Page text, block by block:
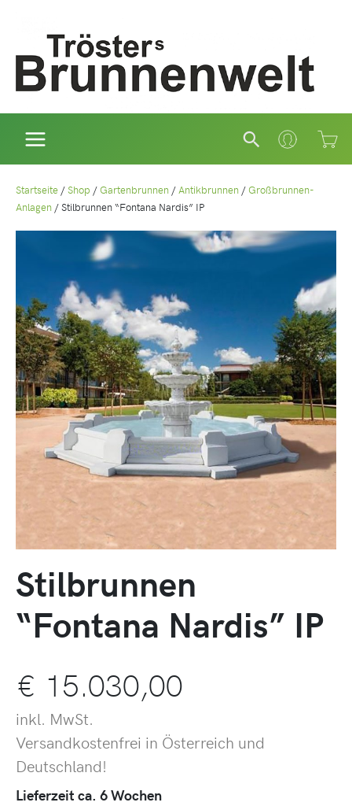
Suchen
Startseite /Shop /Gartenbrunnen /Antikbrunnen /Großbrunnen-
Anlagen /Stilbrunnen “Fontana Nardis” IP
Stilbrunnen
“Fontana Nardis” IP
€ 15.030,00
inkl. MwSt.
Versandkostenfrei in Österreich und
Deutschland!
Lieferzeit ca. 6 Wochen